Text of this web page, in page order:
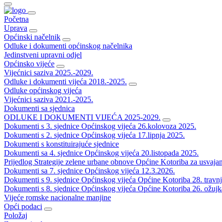
Početna
Uprava
Općinski načelnik
Odluke i dokumenti općinskog načelnika
Jedinstveni upravni odjel
Općinsko vijeće
Vijećnici saziva 2025.-2029.
Odluke i dokumenti vijeća 2018.-2025.
Odluke općinskog vijeća
Vijećnici saziva 2021.-2025.
Dokumenti sa sjednica
ODLUKE I DOKUMENTI VIJEĆA 2025-2029.
Dokumenti s 3. sjednice Općinskog vijeća 26.kolovoza 2025.
Dokumenti s 2. sjednice Općinskog vijeća 17.lipnja 2025.
Dokumenti s konstituirajuće sjednice
Dokumenti sa 4. sjednice Općinskog vijeća 20.listopada 2025.
Prijedlog Strategije zelene urbane obnove Općine Kotoriba za
Dokumenti sa 7. sjednice Općinskog vijeća 12.3.2026.
Dokumenti s 9. sjednice Općinskog vijeća Općine Kotoriba 28.
Dokumenti s 8. sjednice Općinskog vijeća Općine Kotoriba 26.
Vijeće romske nacionalne manjine
Opći podaci
Položaj